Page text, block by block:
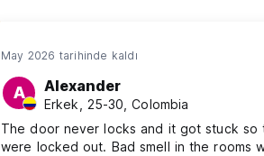
May 2026 tarihinde kaldı
A Alexander
Erkek, 25-30, Colombia
The door never locks and it got stuck so
were locked out. Bad smell in the rooms